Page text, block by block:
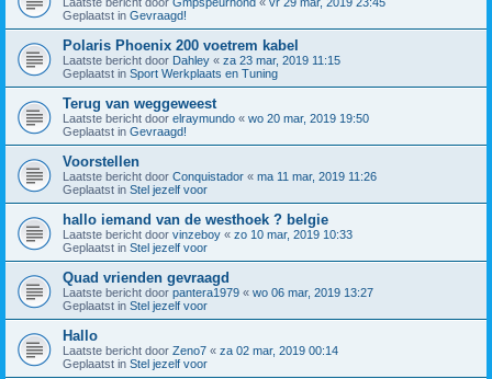
Geplaatst in Gevraagd!
Polaris Phoenix 200 voetrem kabel
Laatste bericht door Dahley « za 23 mar, 2019 11:15
Geplaatst in Sport Werkplaats en Tuning
Terug van weggeweest
Laatste bericht door elraymundo « wo 20 mar, 2019 19:50
Geplaatst in Gevraagd!
Voorstellen
Laatste bericht door Conquistador « ma 11 mar, 2019 11:26
Geplaatst in Stel jezelf voor
hallo iemand van de westhoek ? belgie
Laatste bericht door vinzeboy « zo 10 mar, 2019 10:33
Geplaatst in Stel jezelf voor
Quad vrienden gevraagd
Laatste bericht door pantera1979 « wo 06 mar, 2019 13:27
Geplaatst in Stel jezelf voor
Hallo
Laatste bericht door Zeno7 « za 02 mar, 2019 00:14
Geplaatst in Stel jezelf voor